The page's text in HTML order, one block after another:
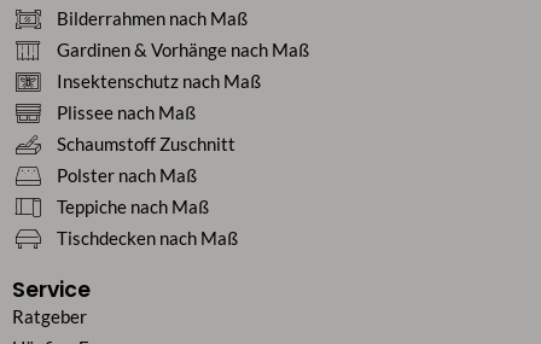
Bilderrahmen nach Maß
Gardinen & Vorhänge nach Maß
Insektenschutz nach Maß
Plissee nach Maß
Schaumstoff Zuschnitt
Polster nach Maß
Teppiche nach Maß
Tischdecken nach Maß
Service
Ratgeber